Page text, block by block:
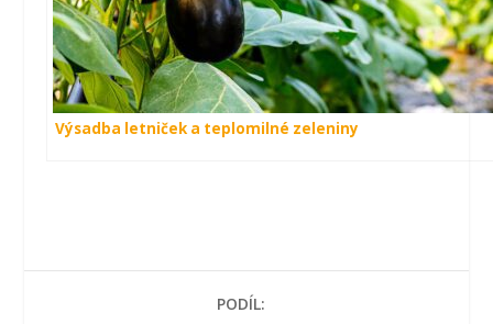
Výsadba letniček a teplomilné zeleniny
PODÍL: